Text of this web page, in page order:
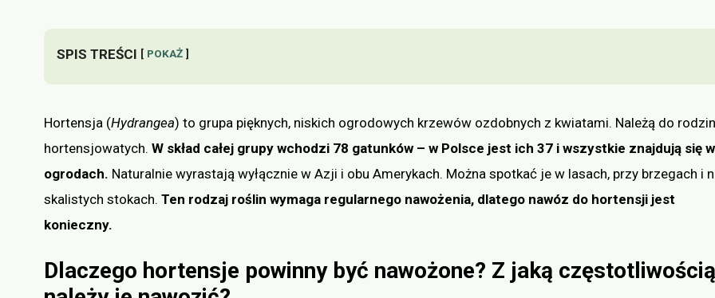
SPIS TREŚCI POKAŻ
Hortensja (Hydrangea) to grupa pięknych, niskich ogrodowych krzewów ozdobnych z kwiatami. Należą do
hortensjowatych. W skład całej grupy wchodzi 78 gatunków – w Polsce jest ich 37 i wszystkie znajdują się w
ogrodach. Naturalnie wyrastają wyłącznie w Azji i obu Amerykach. Można spotkać je w lasach, przy brzegach i
skalistych stokach. Ten rodzaj roślin wymaga regularnego nawożenia, dlatego nawóz do hortensji jest
konieczny.
Dlaczego hortensje powinny być nawożone? Z jaką częstotliwością